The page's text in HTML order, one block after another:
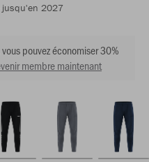
jusqu'en 2027
pouvez économiser 30%
membre maintenant